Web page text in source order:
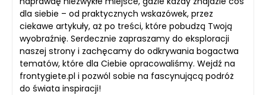
dla siebie – od praktycznych wskazówek, przez
ciekawe artykuły, aż po treści, które pobudzą Twoją
wyobraźnię. Serdecznie zapraszamy do eksploracji
naszej strony i zachęcamy do odkrywania bogactwa
tematów, które dla Ciebie opracowaliśmy. Wejdź na
frontygiete.pl i pozwól sobie na fascynującą podróż
do świata inspiracji!